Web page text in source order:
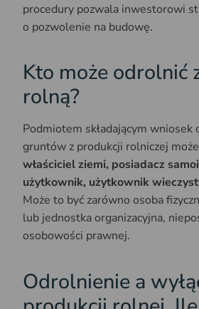
procedury pozwala inwestorowi
o pozwolenie na budowę.
Kto może odrolnić
rolną?
Podmiotem składającym wniosek
gruntów z produkcji rolniczej
właściciel ziemi, posiadacz
użytkownik, użytkownik
Może to być zarówno osoba
lub jednostka organizacyjna,
osobowości prawnej.
Odrolnienie a